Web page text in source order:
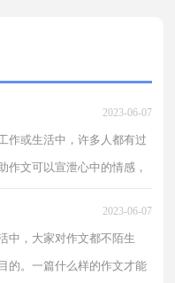
2023-06-07
作或生活中，许多人都有过
作文可以宣泄心中的情感，
2023-06-07
中，大家对作文都不陌生
的。一篇什么样的作文才能